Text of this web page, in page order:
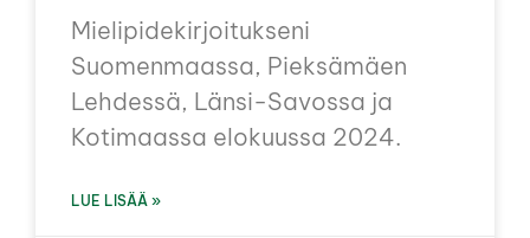
Mielipidekirjoitukseni
Suomenmaassa, Pieksämäen
Lehdessä, Länsi-Savossa ja
Kotimaassa elokuussa 2024.
LUE LISÄÄ »